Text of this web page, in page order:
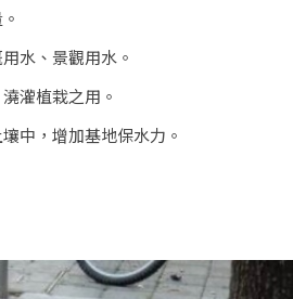
水、景觀用水。
灌植栽之用。
中，增加基地保水力。